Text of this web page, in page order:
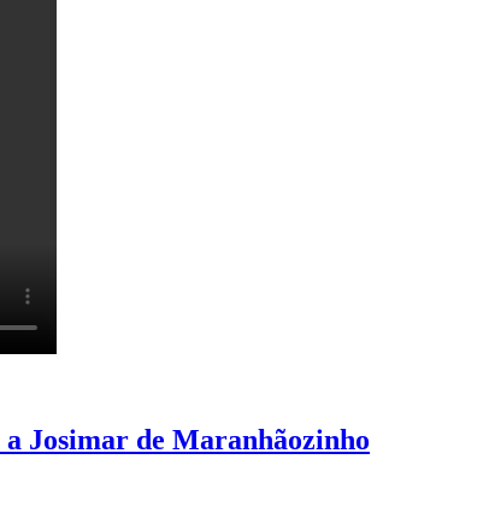
a Josimar de Maranhãozinho